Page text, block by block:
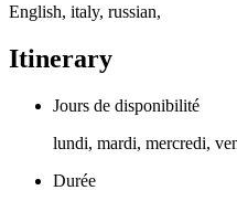
English, italy, russian,
Itinerary
Jours de disponibilité
lundi, mardi, mercredi,
Durée